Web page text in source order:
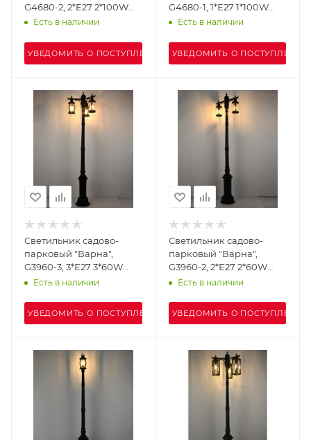
G4680-2, 2*Е27 2*100W
IP44 h=2.9m, черный
Есть в наличии
УВЕДОМИТЬ О ПОСТУПЛЕНИИ
G4680-1, 1*Е27 1*100W
IP44 2,68mm, черный
Есть в наличии
УВЕДОМИТЬ О ПОСТУПЛЕНИИ
Светильник садово-
парковый "Варна",
G3960-3, 3*Е27 3*60W
IP44 h=2.51m, black+
Есть в наличии
УВЕДОМИТЬ О ПОСТУПЛЕНИИ
Светильник садово-
парковый "Варна",
G3960-2, 2*Е27 2*60W
IP44 h=2.51m, black+
Есть в наличии
УВЕДОМИТЬ О ПОСТУПЛЕНИИ